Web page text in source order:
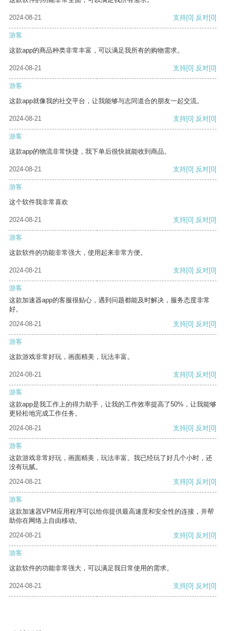
2024-08-21 支持[0] 反对[0]
游客
这款app的商品种类非常丰富，可以满足我所有的购物需求。
2024-08-21 支持[0] 反对[0]
游客
这款app就像我的社交平台，让我能够与志同道合的朋友一起交流。
2024-08-21 支持[0] 反对[0]
游客
这款app的物流非常快捷，我下单后很快就能收到商品。
2024-08-21 支持[0] 反对[0]
游客
这个软件我非常喜欢
2024-08-21 支持[0] 反对[0]
游客
这款软件的功能非常强大，使用起来非常方便。
2024-08-21 支持[0] 反对[0]
游客
这款加速器app的客服很贴心，遇到问题都能及时解决，服务态度非常
好。
2024-08-21
支持[0] 反对[0]
游客
这款游戏非常好玩，画面精美，玩法丰富。
2024-08-21 支持[0] 反对[0]
游客
这款app是我工作上的得力助手，让我的工作效率提高了50%，让我能够
更轻松地完成工作任务。
2024-08-21
支持[0] 反对[0]
游客
这款游戏非常好玩，画面精美，玩法丰富。我已经玩了好几个小时，还
没有玩腻。
2024-08-21
支持[0] 反对[0]
游客
这款加速器VPM应用程序可以给你提供最高速度和安全性的连接，并帮
助你在网络上自由移动。
2024-08-21
支持[0] 反对[0]
游客
这款软件的功能非常强大，可以满足我日常使用的需求。
2024-08-21 支持[0] 反对[0]